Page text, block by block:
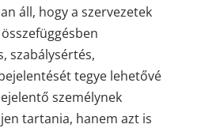
áll, hogy a szervezetek
szabálysértés,
tegye lehetővé
személynek
tartania, hanem azt is